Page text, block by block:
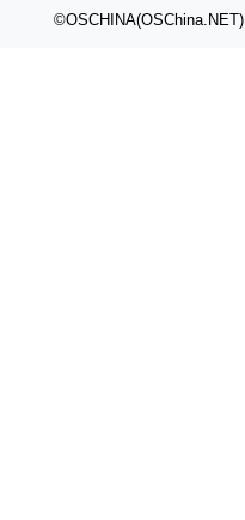
©OSCHINA(OSChina.NET)